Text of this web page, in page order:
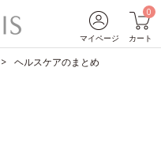
マイページ
0
カート
ヘルスケアのまとめ